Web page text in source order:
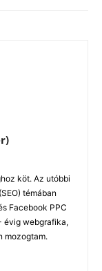
köt. Az utóbbi
témában
Facebook PPC
évig webgrafika,
mozogtam.